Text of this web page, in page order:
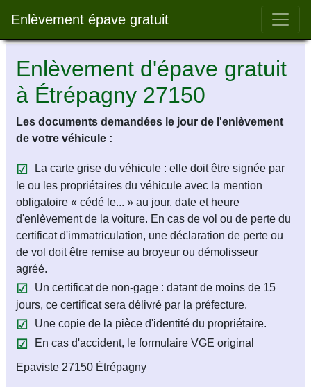
Enlèvement épave gratuit Bar
Enlèvement d'épave gratuit
à Étrépagny 27150
Les documents demandées le jour de l'enlèvement
de votre véhicule :
La carte grise du véhicule : elle doit être signée par
le ou les propriétaires du véhicule avec la mention
obligatoire « cédé le... » au jour, date et heure
d'enlèvement de la voiture. En cas de vol ou de perte du
certificat d'immatriculation, une déclaration de perte ou
de vol doit être remise au broyeur ou démolisseur
agréé.
Un certificat de non-gage : datant de moins de 15
jours, ce certificat sera délivré par la préfecture.
Une copie de la pièce d'identité du propriétaire.
En cas d'accident, le formulaire VGE original
Epaviste 27150 Étrépagny